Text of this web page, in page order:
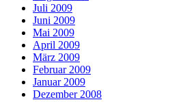
Juli 2009
Juni 2009
Mai 2009
April 2009
März 2009
Februar 2009
Januar 2009
Dezember 2008